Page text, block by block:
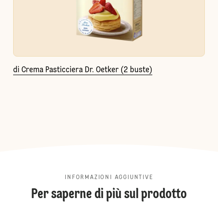
di Crema Pasticciera Dr. Oetker (2 buste)
INFORMAZIONI AGGIUNTIVE
Per saperne di più sul prodotto